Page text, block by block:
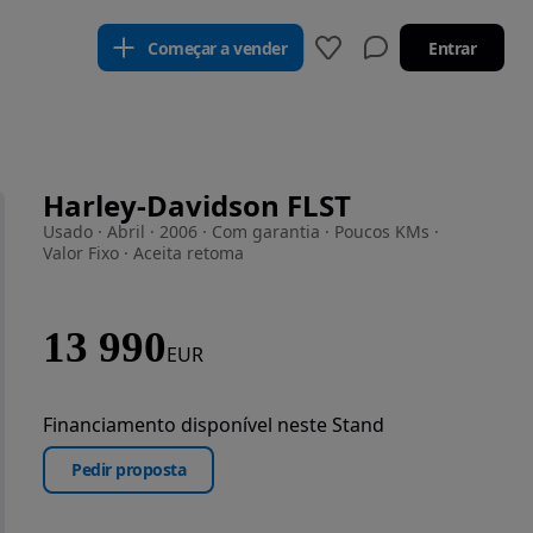
Começar a vender Entrar
Harley-Davidson FLST
Usado · Abril · 2006 · Com garantia · Poucos KMs ·
Valor Fixo · Aceita retoma
13 990EUR
Financiamento disponível neste Stand
Pedir proposta